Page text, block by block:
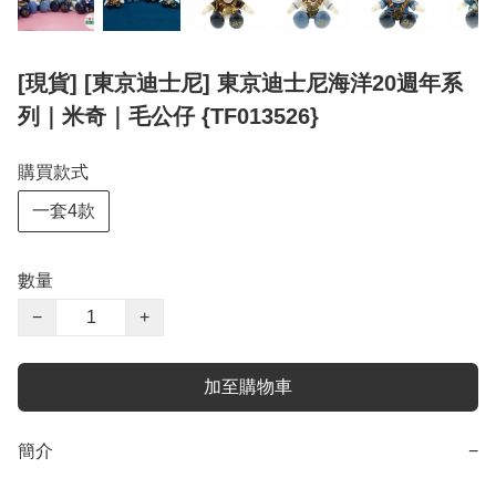
[現貨] [東京迪士尼] 東京迪士尼海洋20週年系
列｜米奇｜毛公仔 {TF013526}
購買款式
一套4款
數量
−
+
加至購物車
簡介 −